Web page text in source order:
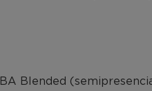
Blended